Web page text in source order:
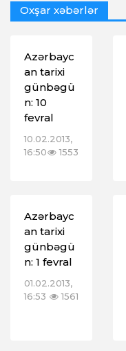
Oxşar xəbərlər
Azərbayc
an tarixi
günbəgü
n: 10
fevral
10.02.2013,
16:50
1553
Azərbayc
an tarixi
günbəgü
n: 1 fevral
01.02.2013,
16:53
1561